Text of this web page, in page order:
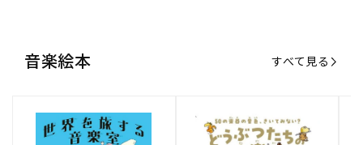
音楽絵本 すべて見る